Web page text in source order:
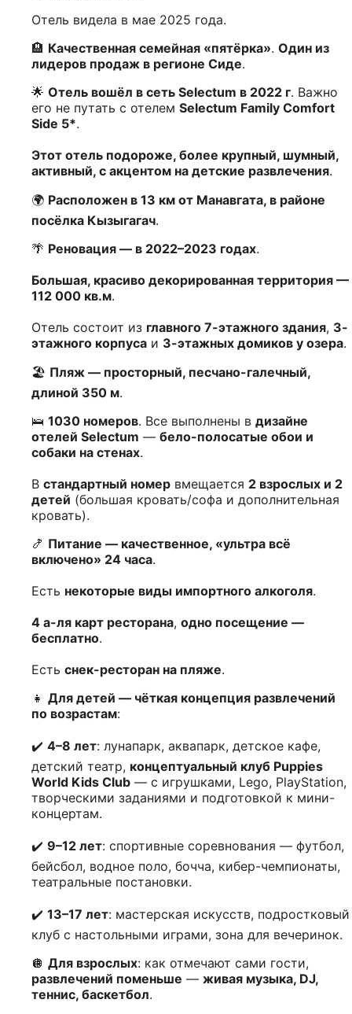
Отель видела в мае 2025 года.
🏨 Качественная семейная «пятёрка». Один из
лидеров продаж в регионе Сиде.
🌟 Отель вошёл в сеть Selectum в 2022 г. Важно
его не путать с отелем Selectum Family Comfort
Side 5*.
Этот отель подороже, более крупный, шумный,
активный, с акцентом на детские развлечения.
🌍 Расположен в 13 км от Манавгата, в районе
посёлка Кызыгагач.
🌴 Реновация — в 2022–2023 годах.
Большая, красиво декорированная территория —
112 000 кв.м.
Отель состоит из главного 7-этажного здания, 3-
этажного корпуса и 3-этажных домиков у озера.
🏖️ Пляж — просторный, песчано-галечный,
длиной 350 м.
🛌 1030 номеров. Все выполнены в дизайне
отелей Selectum — бело-полосатые обои и
собаки на стенах.
В стандартный номер вмещается 2 взрослых и 2
детей (большая кровать/софа и дополнительная
кровать).
🍤 Питание — качественное, «ультра всё
включено» 24 часа.
Есть некоторые виды импортного алкоголя.
4 а-ля карт ресторана, одно посещение —
бесплатно.
Есть снек-ресторан на пляже.
👧 Для детей — чёткая концепция развлечений
по возрастам:
✔️ 4–8 лет: лунапарк, аквапарк, детское кафе,
детский театр, концептуальный клуб Puppies
World Kids Club — с игрушками, Lego, PlayStation,
творческими заданиями и подготовкой к мини-
концертам.
✔️ 9–12 лет: спортивные соревнования — футбол,
бейсбол, водное поло, бочча, кибер-чемпионаты,
театральные постановки.
✔️ 13–17 лет: мастерская искусств, подростковый
клуб с настольными играми, зона для вечеринок.
🪩 Для взрослых: как отмечают сами гости,
развлечений поменьше — живая музыка, DJ,
теннис, баскетбол.